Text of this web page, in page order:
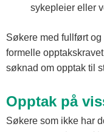
sykepleier eller
Søkere med fullført
formelle
søknad om opptak til
Opptak på
Søkere som ikke har